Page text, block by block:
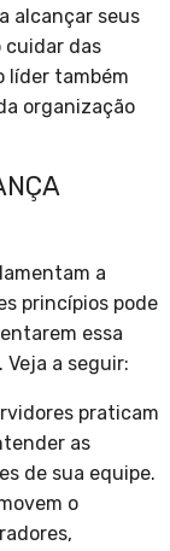
alcançar seus
cuidar das
líder também
organização
a
princípios pode
essa
Veja a seguir:
praticam
as
de sua equipe.
o